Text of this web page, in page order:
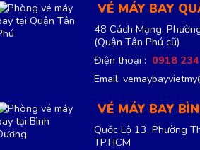
VÉ MÁY BAY
48 Cách Mạng,
(Quận Tân Phú cũ)
Điện thoại : 0918
Email:
VÉ MÁY BAY
Quốc Lộ 13, Phường
TP.HCM